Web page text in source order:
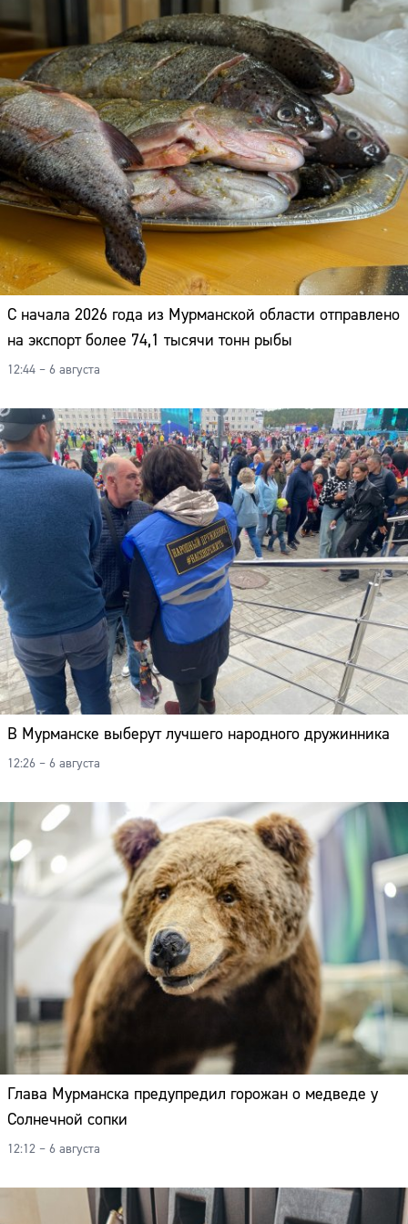
С начала 2026 года из Мурманской области отправлено
на экспорт более 74,1 тысячи тонн рыбы
12:44 – 6 августа
В Мурманске выберут лучшего народного дружинника
12:26 – 6 августа
Глава Мурманска предупредил горожан о медведе у
Солнечной сопки
12:12 – 6 августа
Адрес:
Телефон: